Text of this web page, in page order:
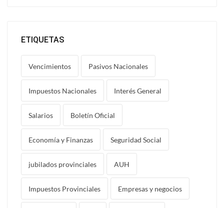
ETIQUETAS
Vencimientos Pasivos Nacionales
Impuestos Nacionales Interés General
Salarios Boletín Oficial
Economía y Finanzas Seguridad Social
jubilados provinciales AUH
Impuestos Provinciales Empresas y negocios